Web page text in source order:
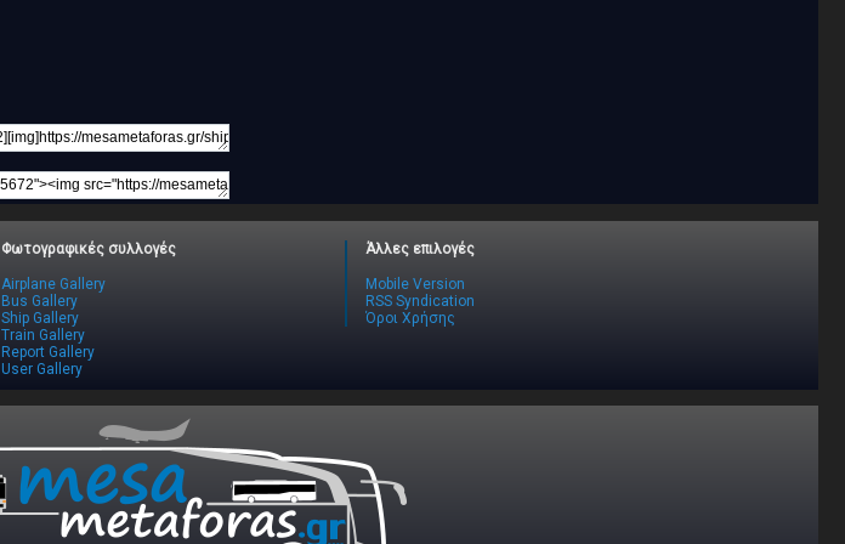
Φωτογραφικές συλλογές
Airplane Gallery
Bus Gallery
Ship Gallery
Train Gallery
Report Gallery
User Gallery
Άλλες επιλογές
Mobile Version
RSS Syndication
Όροι Χρήσης